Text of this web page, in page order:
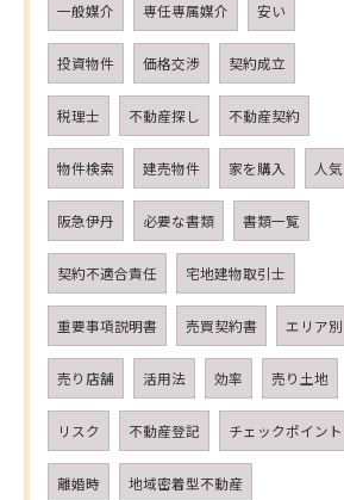
一般媒介 専任専属媒介 安い
投資物件 価格交渉 契約成立
税理士 不動産探し 不動産契約
物件検索 建売物件 家を購入 人気
阪急伊丹 必要な書類 書類一覧
契約不適合責任 宅地建物取引士
重要事項説明書 売買契約書 エリア別
売り店舗 活用法 効率 売り土地
リスク 不動産登記 チェックポイント
離婚時 地域密着型不動産